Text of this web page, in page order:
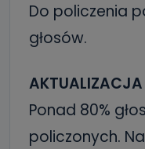
Do policzenia
głosów.
Ponad 80%
policzonych.